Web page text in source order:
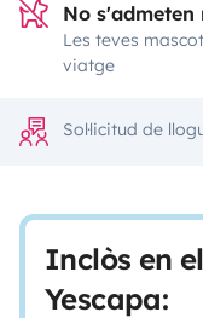
No s'admeten
Les teves
viatge
Sol·licitud de
Inclòs en
Yescapa: